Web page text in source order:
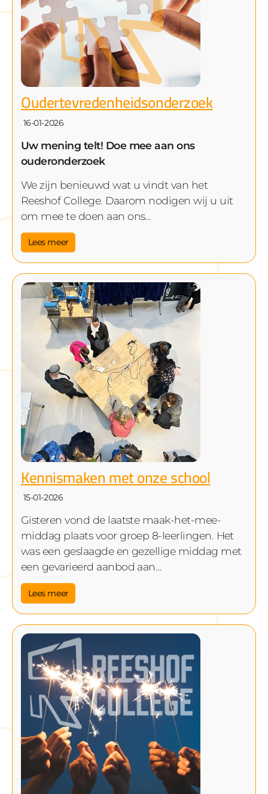
Oudertevredenheidsonderzoek
16-01-2026
Uw mening telt! Doe mee aan ons
ouderonderzoek
We zijn benieuwd wat u vindt van het
Reeshof College. Daarom nodigen wij u uit
om mee te doen aan ons…
Lees meer
Kennismaken met onze school
15-01-2026
Gisteren vond de laatste maak-het-mee-
middag plaats voor groep 8-leerlingen. Het
was een geslaagde en gezellige middag met
een gevarieerd aanbod aan…
Lees meer